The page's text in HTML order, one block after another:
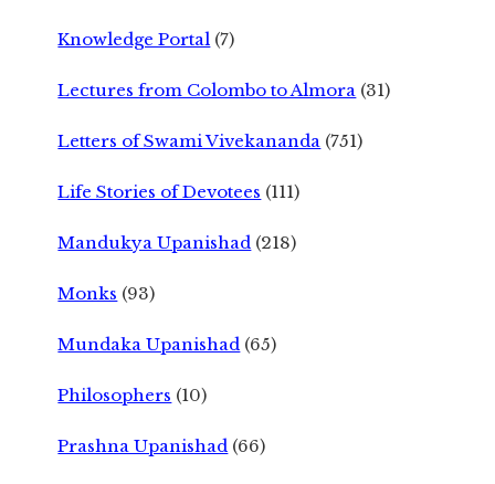
Knowledge Portal (7)
Lectures from Colombo to Almora (31)
Letters of Swami Vivekananda (751)
Life Stories of Devotees (111)
Mandukya Upanishad (218)
Monks (93)
Mundaka Upanishad (65)
Philosophers (10)
Prashna Upanishad (66)